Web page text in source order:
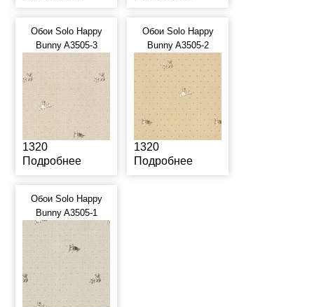
Обои Solo Happy
Bunny A3505-3
1320
Подробнее
Обои Solo Happy
Bunny A3505-2
1320
Подробнее
Обои Solo Happy
Bunny A3505-1